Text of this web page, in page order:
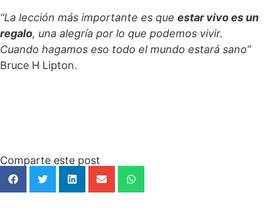
“La lección más importante es que estar vivo es un
regalo, una alegría por lo que podemos vivir.
Cuando hagamos eso todo el mundo estará sano”
Bruce H Lipton.
Comparte este post